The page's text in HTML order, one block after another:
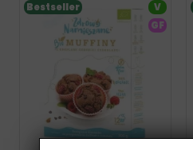
Bestseller
V
GF